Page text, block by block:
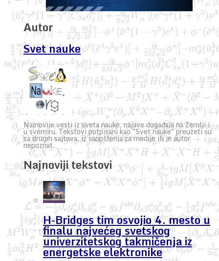
Autor
Svet nauke
Najnovije vesti iz sveta nauke, najave događaja na Zemlji i
u svemiru. Tekstovi potpisani kao "Svet nauke" preuzeti su
sa drugih sajtova, iz saopštenja za medije ili je autor
nepoznat.
Najnoviji tekstovi
H-Bridges tim osvojio 4. mesto u
finalu najvećeg svetskog
univerzitetskog takmičenja iz
energetske elektronike